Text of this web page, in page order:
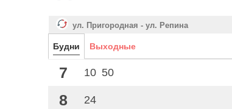
ул. Пригородная - ул. Репина
Будни Выходные
7 10 50
8 24